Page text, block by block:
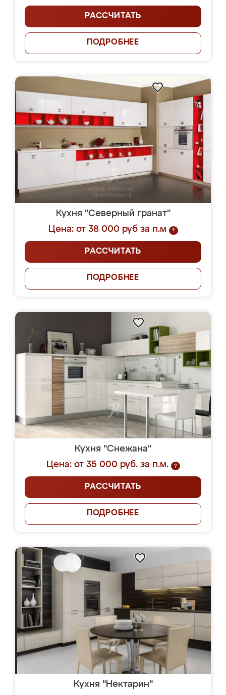
РАССЧИТАТЬ
ПОДРОБНЕЕ
Кухня "Северный гранат"
Цена: от 38 000 руб за п.м
?
РАССЧИТАТЬ
ПОДРОБНЕЕ
Кухня "Снежана"
Цена: от 35 000 руб. за п.м.
?
РАССЧИТАТЬ
ПОДРОБНЕЕ
Кухня "Нектарин"